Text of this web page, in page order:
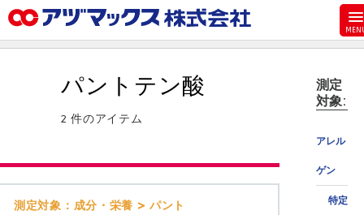
お気に入り
お買い物カゴ
主要取扱ブランド
測定
対象:
アレル
ゲン
特定
パントテン酸
2 件のアイテム
測定対象：成分・栄養 > パント